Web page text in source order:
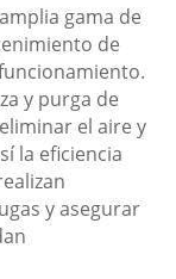
gama de
de
y purga de
el aire y
la eficiencia
y asegurar